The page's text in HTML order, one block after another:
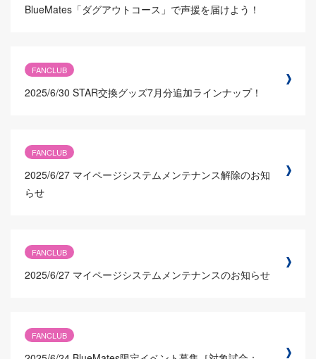
BlueMates「ダグアウトコース」で声援を届けよう！
FANCLUB
2025/6/30 STAR交換グッズ7月分追加ラインナップ！
FANCLUB
2025/6/27 マイページシステムメンテナンス解除のお知
らせ
FANCLUB
2025/6/27 マイページシステムメンテナンスのお知らせ
FANCLUB